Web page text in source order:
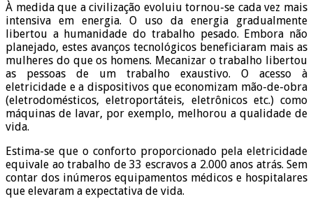
À medida que a civilização evoluiu tornou-se cada vez mais
intensiva em energia. O uso da energia gradualmente
libertou a humanidade do trabalho pesado. Embora não
planejado, estes avanços tecnológicos beneficiaram mais as
mulheres do que os homens. Mecanizar o trabalho libertou
as pessoas de um trabalho exaustivo. O acesso à
eletricidade e a dispositivos que economizam mão-de-obra
(eletrodomésticos, eletroportáteis, eletrônicos etc.) como
máquinas de lavar, por exemplo, melhorou a qualidade de
vida.
Estima-se que o conforto proporcionado pela eletricidade
equivale ao trabalho de 33 escravos a 2.000 anos atrás. Sem
contar dos inúmeros equipamentos médicos e hospitalares
que elevaram a expectativa de vida.